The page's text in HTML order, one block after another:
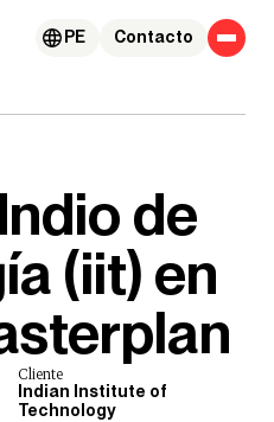
Contacto
PE
de
(iit) en
Cliente
Indian Institute of
Technology